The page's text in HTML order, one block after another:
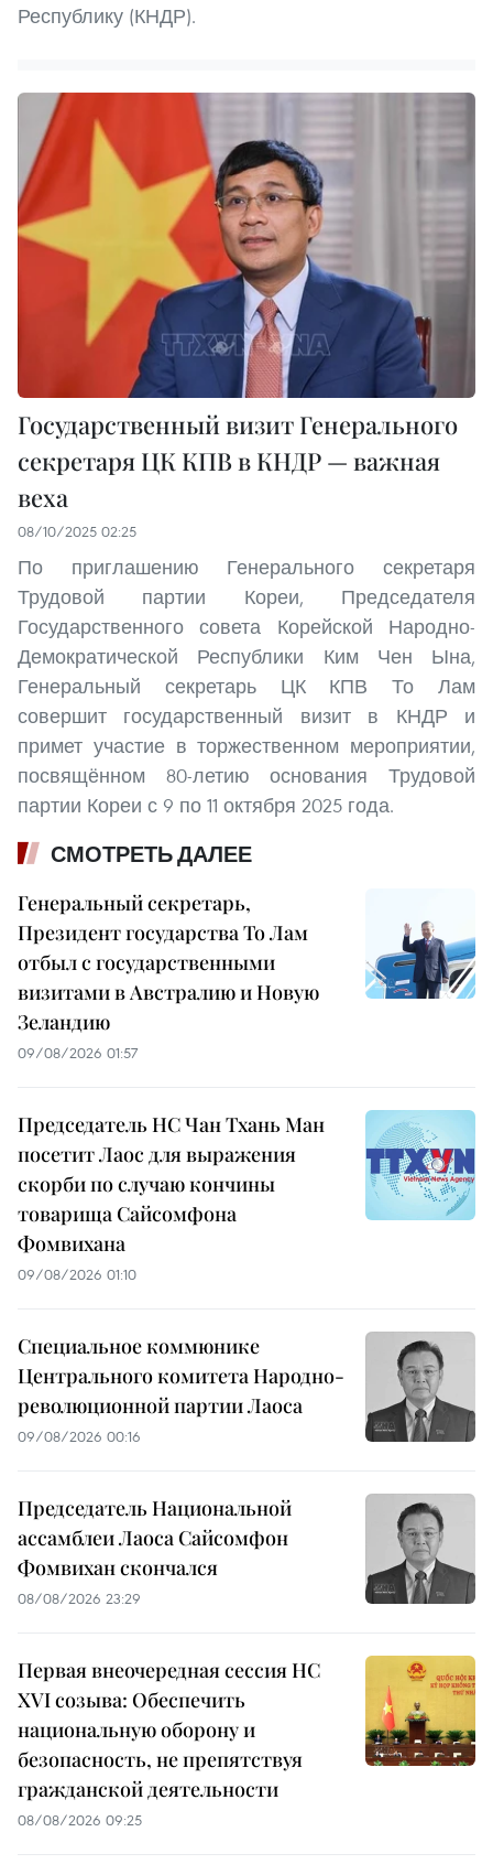
Республику (КНДР).
Государственный визит Генерального
секретаря ЦК КПВ в КНДР — важная
веха
08/10/2025 02:25
По приглашению Генерального секретаря
Трудовой партии Кореи, Председателя
Государственного совета Корейской Народно-
Демократической Республики Ким Чен Ына,
Генеральный секретарь ЦК КПВ То Лам
совершит государственный визит в КНДР и
примет участие в торжественном мероприятии,
посвящённом 80-летию основания Трудовой
партии Кореи с 9 по 11 октября 2025 года.
СМОТРЕТЬ ДАЛЕЕ
Генеральный секретарь,
Президент государства То Лам
отбыл с государственными
визитами в Австралию и Новую
Зеландию
09/08/2026 01:57
Председатель НС Чан Тхань Ман
посетит Лаос для выражения
скорби по случаю кончины
товарища Сайсомфона
Фомвихана
09/08/2026 01:10
Специальное коммюнике
Центрального комитета Народно-
революционной партии Лаоса
09/08/2026 00:16
Председатель Национальной
ассамблеи Лаоса Сайсомфон
Фомвихан скончался
08/08/2026 23:29
Первая внеочередная сессия НС
XVI созыва: Обеспечить
национальную оборону и
безопасность, не препятствуя
гражданской деятельности
08/08/2026 09:25